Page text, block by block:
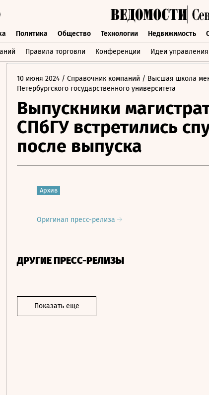
Политика Общество Технологии Недвижимость
Правила торговли Конференции Идеи управления
Политика Общество Технологии Недвижимость
10 июня 2024 / Справочник компаний / Высшая школа
Петербургского государственного университета
Выпускники
СПбГУ встретились
после выпуска
Архив
Оригинал пресс-релиза
ДРУГИЕ ПРЕСС-РЕЛИЗЫ
Показать еще